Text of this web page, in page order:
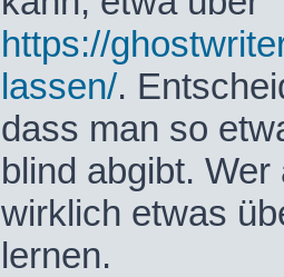
https://
lassen/.
dass man so
blind abgibt.
wirklich etwas
lernen.